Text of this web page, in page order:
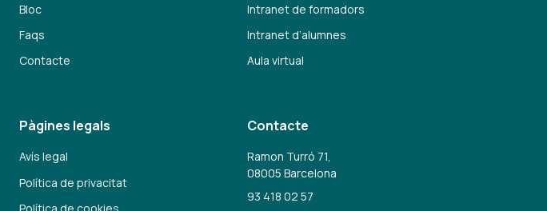
Bloc
Faqs
Contacte
Intranet de formadors
Intranet d’alumnes
Aula virtual
Pàgines legals
Avís legal
Política de privacitat
Contacte
Ramon Turró 71,
08005 Barcelona
93 418 02 57